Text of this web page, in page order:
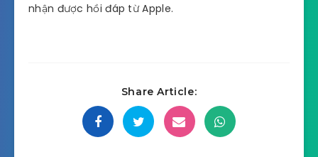
nhận được hồi đáp từ Apple.
Share Article: